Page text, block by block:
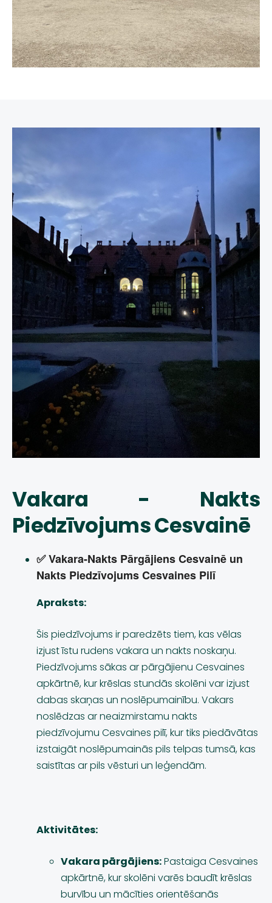
Vakara - Nakts
Piedzīvojums Cesvainē
✅ Vakara-Nakts Pārgājiens Cesvainē un
Nakts Piedzīvojums Cesvaines Pilī
Apraksts:
Šis piedzīvojums ir paredzēts tiem, kas vēlas
izjust īstu rudens vakara un nakts noskaņu.
Piedzīvojums sākas ar pārgājienu Cesvaines
apkārtnē, kur krēslas stundās skolēni var izjust
dabas skaņas un noslēpumainību. Vakars
noslēdzas ar neaizmirstamu nakts
piedzīvojumu Cesvaines pilī, kur tiks piedāvātas
izstaigāt noslēpumainās pils telpas tumsā, kas
saistītas ar pils vēsturi un leģendām.
Aktivitātes:
Vakara pārgājiens:Pastaiga Cesvaines
apkārtnē, kur skolēni varēs baudīt krēslas
burvību un mācīties orientēšanās